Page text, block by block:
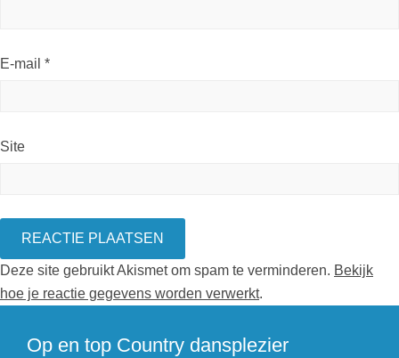
E-mail *
Site
Deze site gebruikt Akismet om spam te verminderen. Bekijk
hoe je reactie gegevens worden verwerkt.
Op en top Country dansplezier